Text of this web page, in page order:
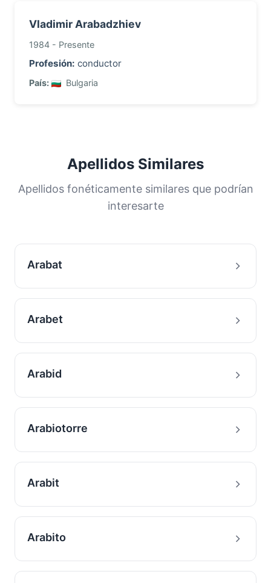
Vladimir Arabadzhiev
1984 - Presente
Profesión: conductor
País: Bulgaria
Apellidos Similares
Apellidos fonéticamente similares que podrían
interesarte
Arabat
Arabet
Arabid
Arabiotorre
Arabit
Arabito